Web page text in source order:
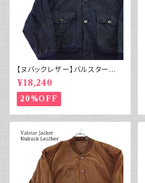
【ヌバックレザー】バルスター型
ブルゾンジャケット ユーロ古着
ヴィンテージ 紺
¥18,240
20%OFF